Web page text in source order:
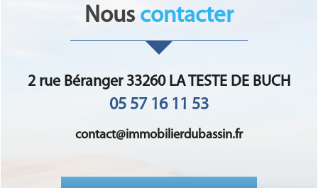
nous contacter
2 rue Béranger 33260 LA TESTE DE BUCH
05 57 16 11 53
contact@immobilierdubassin.fr